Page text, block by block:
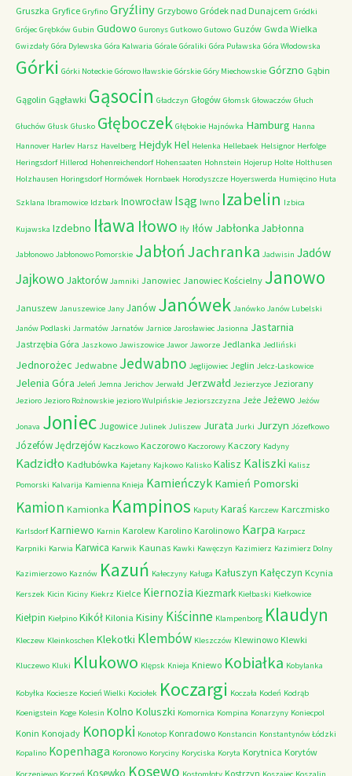
Gruszka Gryfice Gryfino Gryźliny Grzybowo Gródek nad Dunajcem Gródki
Grójec Grębków Gubin Gudowo Guronys Gutkowo Gutowo Guzów Gwda Wielka
Gwizdały Góra Dylewska Góra Kalwaria Górale Góraliki Góra Puławska Góra Włodowska
Górki Górki Noteckie Górowo Iławskie Górskie Góry Miechowskie Górzno Gąbin
Gągolin Gągławki Gąsocin Gładczyn Głogów Głomsk Głowaczów Głuch
Głuchów Głusk Głusko Głęboczek Głębokie Hajnówka Hamburg Hanna
Hannover Harlev Harsz Havelberg HejdykHel Helenka Hellebaek Helsignor Herfolge
Heringsdorf Hillerod Hohenreichendorf Hohensaaten Hohnstein Hojerup Holte Holthusen
Holzhausen Horingsdorf Hormówek Hornbaek Horodyszcze Hoyerswerda Humięcino Huta
Szklana Ibramowice Idzbark Inowrocław Isąg Iwno Izabelin Izbica
Kujawska Izdebno Iława Iłowo Iły Iłów Jabłonka Jabłonna
Jabłonowo Jabłonowo Pomorskie JabłońJachranka Jadwisin Jadów
Jajkowo Jaktorów Jamniki Janowiec Janowiec Kościelny Janowo
Januszew Januszewice Jany Janów Janówek Janówko Janów Lubelski
Janów Podlaski Jarmatów Jarnatów Jarnice Jarosławiec Jasionna Jastarnia
Jastrzębia Góra Jaszkowo Jawiszowice Jawor Jaworze Jedlanka Jedliński
Jednorożec Jedwabne Jedwabno Jeglijowiec Jeglin Jelcz-Laskowice
Jelenia Góra Jeleń Jemna Jerichov Jerwałd Jerzwałd Jezierzyce Jeziorany
Jezioro Jezioro Rożnowskie jezioro Wulpińskie Jeziorszczyzna Jeże Jeżewo Jeżów
Jonava Joniec Jugowice Julinek Juliszew Jurata Jurki Jurzyn Józefkowo
JózefówJędrzejów Kaczkowo Kaczorowo Kaczorowy Kaczory Kadyny
Kadzidło Kadłubówka Kajetany Kajkowo Kalisko Kalisz Kaliszki Kalisz
Pomorski Kalvarija Kamienna Knieja Kamieńczyk Kamień Pomorski
Kamion Kamionka Kampinos Kaputy Karaś Karczew Karczmisko
Karlsdorf Karniewo Karnin Karolew Karolino Karolinowo Karpa Karpacz
Karpniki Karwia Karwica Karwik Kaunas Kawki Kawęczyn Kazimierz Kazimierz Dolny
Kazimierzowo Kaznów Kazuń Kałeczyny Kaługa Kałuszyn Kałęczyn Kcynia
Kerszek Kicin Kiciny Kiekrz Kielce Kiernozia Kiezmark Kiełbaski Kiełkowice
Kiełpin Kiełpino Kikół Kilonia Kisiny Kiścinne Klampenborg Klaudyn
Kleczew Kleinkoschen Klekotki Klembów Kleszczów Klewinowo Klewki
Kluczewo Kluki Klukowo Klępsk Knieja Kniewo Kobiałka Kobylanka
Kobyłka Kociesze Kocień Wielki Kociołek Koczargi Koczała Kodeń Kodrąb
Koenigstein Koge Kolesin Kolno Koluszki Komornica Kompina Konarzyny Koniecpol
Konin Konojady Konopki Konotop Konradowo Konstancin Konstantynów Łódzki
Kopalino Kopenhaga Koronowo Koryciny Koryciska Koryta Korytnica Korytów
Kosewko Kosewo Kostrzyn